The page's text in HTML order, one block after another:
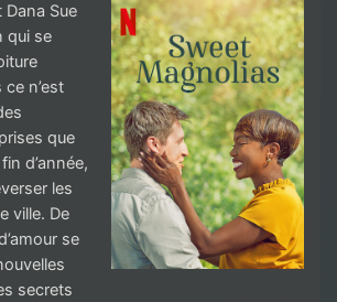
Dana Sue
qui se
n’est
que
d’année,
les
ville. De
se
secrets